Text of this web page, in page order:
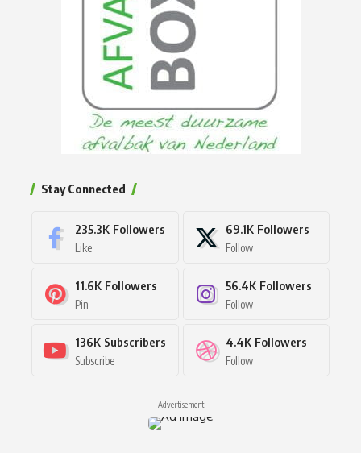
Stay Connected
235.3K Followers
Like
69.1K Followers
Follow
11.6K Followers
Pin
56.4K Followers
Follow
136K Subscribers
Subscribe
4.4K Followers
Follow
- Advertisement -